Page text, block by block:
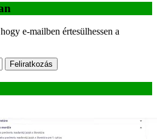
e-mailben értesülhessen a
Feliratkozás